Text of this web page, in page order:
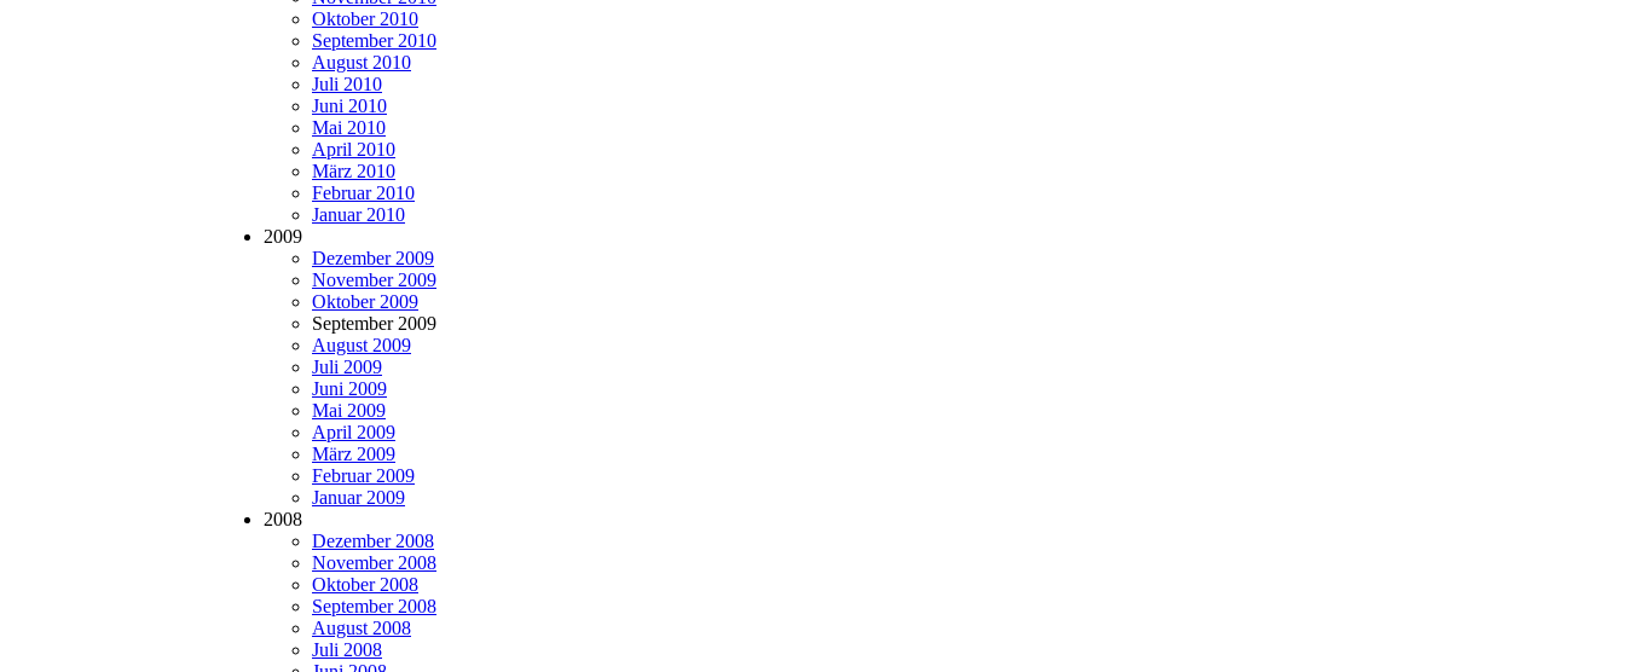
Oktober 2010
September 2010
August 2010
Juli 2010
Juni 2010
Mai 2010
April 2010
März 2010
Februar 2010
Januar 2010
2009
Dezember 2009
November 2009
Oktober 2009
September 2009
August 2009
Juli 2009
Juni 2009
Mai 2009
April 2009
März 2009
Februar 2009
Januar 2009
2008
Dezember 2008
November 2008
Oktober 2008
September 2008
August 2008
Juli 2008